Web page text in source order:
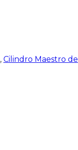
, Cilindro Maestro de